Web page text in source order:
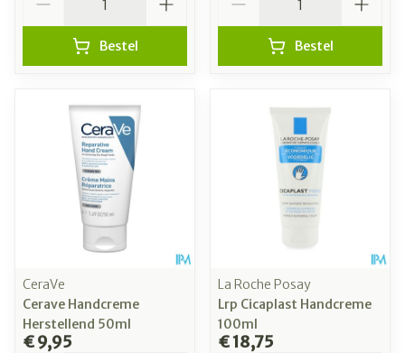
Bestel Bestel
CeraVe
Cerave Handcreme
Herstellend 50ml
€ 9,95
La Roche Posay
Lrp Cicaplast Handcreme
100ml
€ 18,75